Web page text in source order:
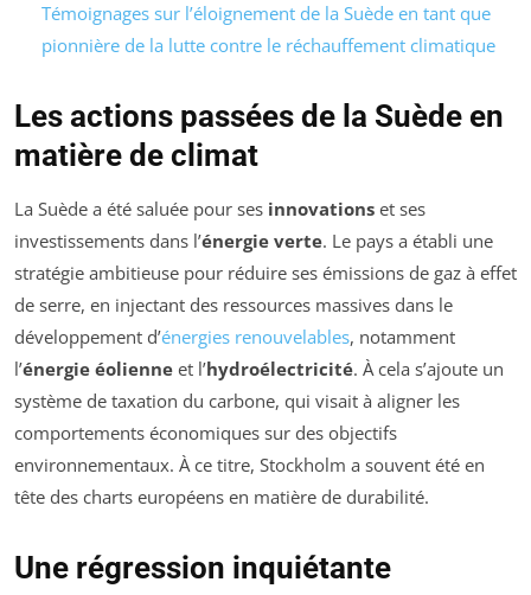
Témoignages sur l’éloignement de la Suède en tant que
pionnière de la lutte contre le réchauffement climatique
Les actions passées de la Suède en
matière de climat
La Suède a été saluée pour ses innovations et ses
investissements dans l’énergie verte. Le pays a établi une
stratégie ambitieuse pour réduire ses émissions de gaz à effet
de serre, en injectant des ressources massives dans le
développement d’énergies renouvelables, notamment
l’énergie éolienne et l’hydroélectricité. À cela s’ajoute un
système de taxation du carbone, qui visait à aligner les
comportements économiques sur des objectifs
environnementaux. À ce titre, Stockholm a souvent été en
tête des charts européens en matière de durabilité.
Une régression inquiétante